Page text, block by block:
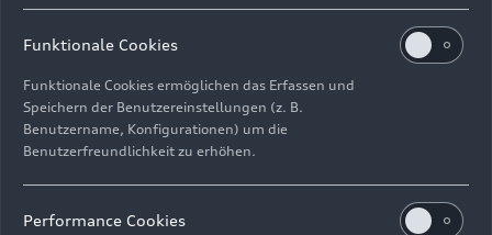
ImpressumRechtliches Hinweisgebersystem
Funktionale Cookies
Funktionale Cookies ermöglichen das Erfassen und
Speichern der Benutzereinstellungen (z. B.
Benutzername, Konfigurationen) um die
Benutzerfreundlichkeit zu erhöhen.
Performance Cookies